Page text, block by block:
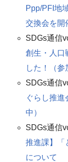
Ppp/PFI地
交換会を開
SDGs通信
創生・人口
した！（参
SDGs通信
ぐらし推
中）
SDGs通信
推進課】「
について​